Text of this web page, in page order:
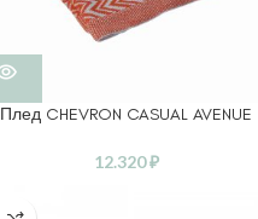
Плед CHEVRON CASUAL AVENUE
12.320₽